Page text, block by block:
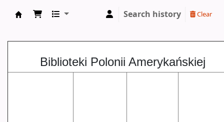
Search history Clear
Biblioteki Polonii Amerykańskiej